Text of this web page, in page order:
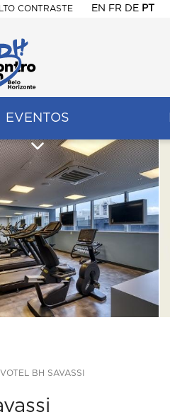
CONTRASTE EN FR DE PT
EVENTOS
BH SAVASSI